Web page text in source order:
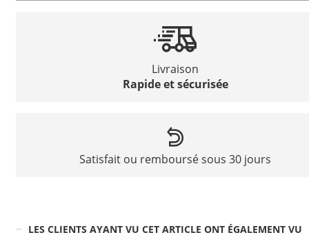
Livraison
Rapide et sécurisée
Satisfait ou remboursé sous 30 jours
LES CLIENTS AYANT VU CET ARTICLE ONT ÉGALEMENT VU